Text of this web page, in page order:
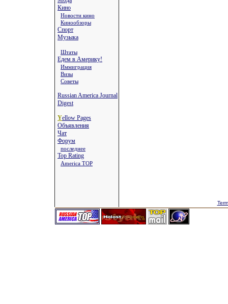
Кино
Новости кино
Кинообзоры
Спорт
Музыка
Штаты
Едем в Америку!
Иммиграция
Визы
Советы
Russian America Journal
Digest
Yellow Pages
Объявления
Чат
Форум
последнее
Top Rating
America TOP